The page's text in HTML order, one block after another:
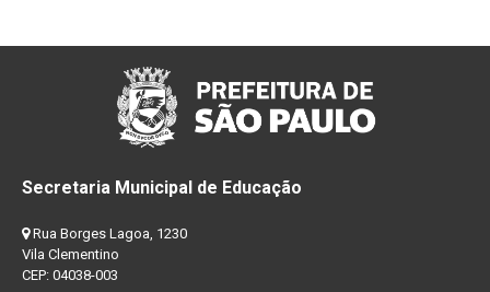
Secretaria Municipal de Educação
Rua Borges Lagoa, 1230
Vila Clementino
CEP: 04038-003